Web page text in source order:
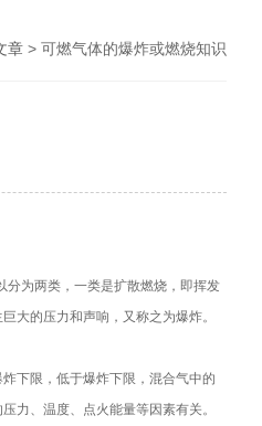
章 > 可燃气体的爆炸或燃烧知识
分为两类，一类是扩散燃烧，即挥发
大的压力和声响，又称之为爆炸。
下限，低于爆炸下限，混合气中的
力、温度、点火能量等因素有关。